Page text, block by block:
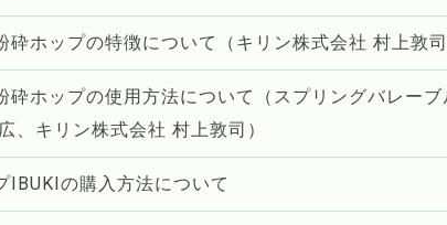
砕ホップの特徴について（キリン株式会社 村上敦司
砕ホップの使用方法について（スプリングバレー
、キリン株式会社 村上敦司）
IBUKIの購入方法について